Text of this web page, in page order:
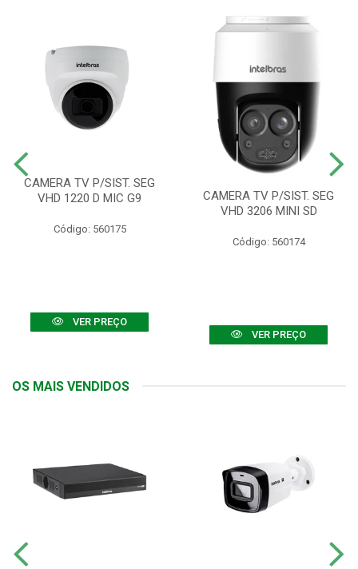
CAMERA TV P/SIST. SEG
VHD 1220 D MIC G9
Código: 560175
VER PREÇO
CAMERA TV P/SIST. SEG
VHD 3206 MINI SD
Código: 560174
VER PREÇO
OS MAIS VENDIDOS